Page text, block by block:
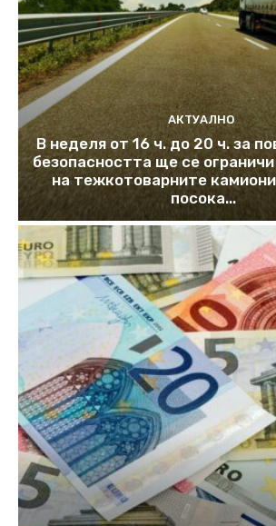
АКТУАЛНО
В неделя от 16 ч. до 20 ч. за
безопасността ще се
на тежкотоварните
посока...